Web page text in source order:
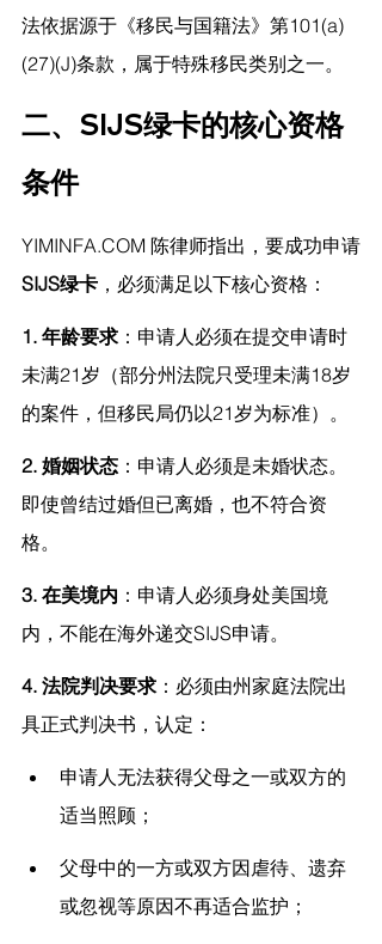
法依据源于《移民与国籍法》第101(a)
(27)(J)条款，属于特殊移民类别之一。
二、SIJS绿卡的核心资格
条件
YIMINFA.COM 陈律师指出， 要成功申请
SIJS绿卡 ，必须满足以下核心资格：
1. 年龄要求 ：申请人必须在提交申请时
未满21岁（部分州法院只受理未满18岁
的案件，但移民局仍以21岁为标准）。
2. 婚姻状态 ：申请人必须是未婚状态。
即使曾结过婚但已离婚，也不符合资
格。
3. 在美境内 ：申请人必须身处美国境
内，不能在海外递交SIJS申请。
4. 法院判决要求 ：必须由州家庭法院出
具正式判决书，认定：
申请人无法获得父母之一或双方的
适当照顾；
父母中的一方或双方因虐待、遗弃
或忽视等原因不再适合监护；